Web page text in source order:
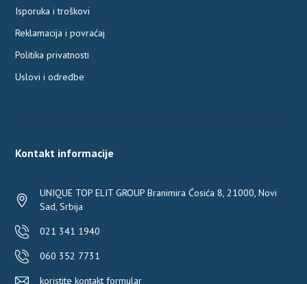
Isporuka i troškovi
Reklamacija i povraćaj
Politika privatnosti
Uslovi i odredbe
Kontakt informacije
UNIQUE TOP ELIT GROUP Branimira Ćosića 8, 21000, Novi
Sad, Srbija
021 341 1940
060 352 7731
koristite kontakt formular